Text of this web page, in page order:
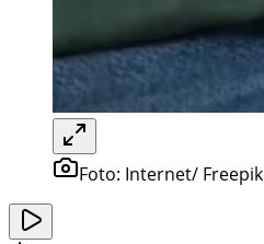
Foto: Internet/ Freepik